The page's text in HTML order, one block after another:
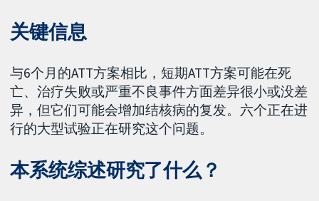
关键信息
与6个月的ATT方案相比，短期ATT方案可能在死
亡、治疗失败或严重不良事件方面差异很小或没差
异，但它们可能会增加结核病的复发。六个正在进
行的大型试验正在研究这个问题。
本系统综述研究了什么？